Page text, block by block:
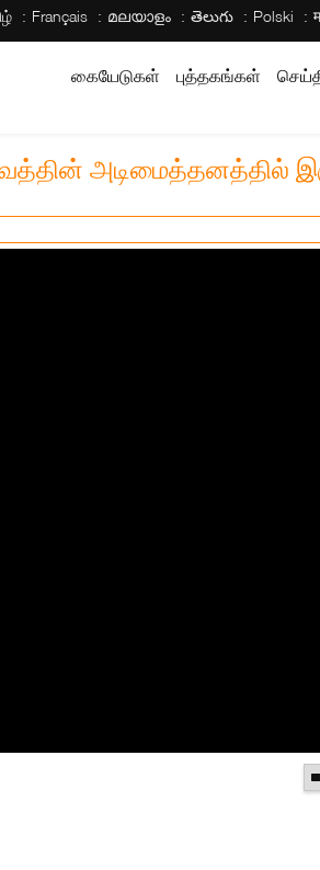
Français മലയാളം తెలుగు Polski
கையேடுகள் புத்தகங்கள்
அடிமைத்தனத்தில்